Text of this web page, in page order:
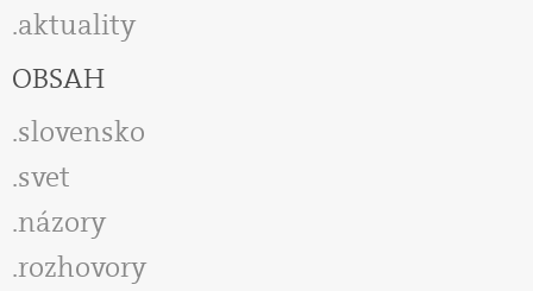
aktuality
OBSAH
slovensko
svet
názory
rozhovory